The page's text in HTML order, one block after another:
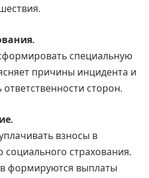
специальную
причины инцидента и
ответственности сторон.
взносы в
социального страхования.
формируются выплаты